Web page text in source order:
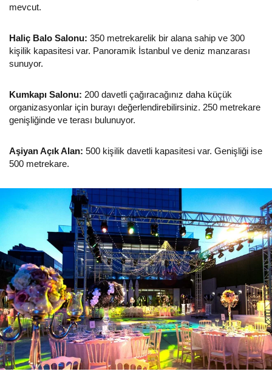
mevcut.
Haliç Balo Salonu: 350 metrekarelik bir alana sahip ve 300
kişilik kapasitesi var. Panoramik İstanbul ve deniz manzarası
sunuyor.
Kumkapı Salonu: 200 davetli çağıracağınız daha küçük
organizasyonlar için burayı değerlendirebilirsiniz. 250 metrekare
genişliğinde ve terası bulunuyor.
Aşiyan Açık Alan: 500 kişilik davetli kapasitesi var. Genişliği ise
500 metrekare.